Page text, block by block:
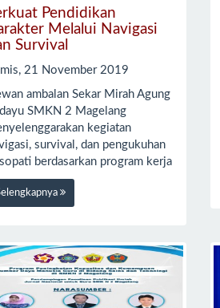
Pendidikan
Melalui Navigasi
Survival
21 November 2019
ambalan Sekar Mirah Agung
SMKN 2 Magelang
kegiatan
survival, dan pengukuhan
berdasarkan program kerja